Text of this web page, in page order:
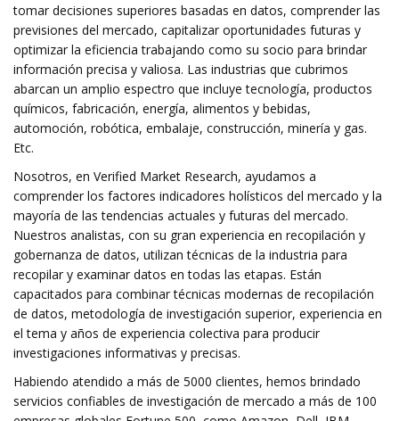
tomar decisiones superiores basadas en datos, comprender las
previsiones del mercado, capitalizar oportunidades futuras y
optimizar la eficiencia trabajando como su socio para brindar
información precisa y valiosa. Las industrias que cubrimos
abarcan un amplio espectro que incluye tecnología, productos
químicos, fabricación, energía, alimentos y bebidas,
automoción, robótica, embalaje, construcción, minería y gas.
Etc.
Nosotros, en Verified Market Research, ayudamos a
comprender los factores indicadores holísticos del mercado y la
mayoría de las tendencias actuales y futuras del mercado.
Nuestros analistas, con su gran experiencia en recopilación y
gobernanza de datos, utilizan técnicas de la industria para
recopilar y examinar datos en todas las etapas. Están
capacitados para combinar técnicas modernas de recopilación
de datos, metodología de investigación superior, experiencia en
el tema y años de experiencia colectiva para producir
investigaciones informativas y precisas.
Habiendo atendido a más de 5000 clientes, hemos brindado
servicios confiables de investigación de mercado a más de 100